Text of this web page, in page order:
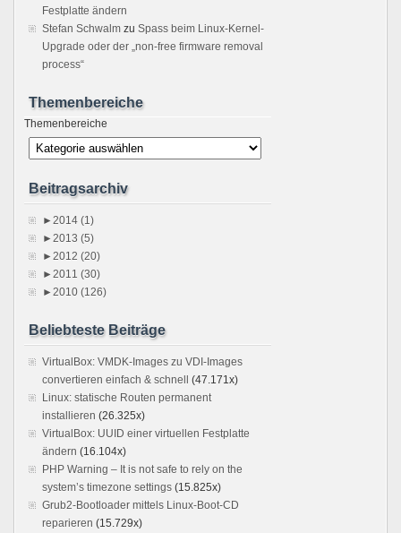
Festplatte ändern
Stefan Schwalm zu Spass beim Linux-Kernel-
Upgrade oder der „non-free firmware removal
process“
Themenbereiche
Themenbereiche
Beitragsarchiv
► 2014 (1)
► 2013 (5)
► 2012 (20)
► 2011 (30)
► 2010 (126)
Beliebteste Beiträge
VirtualBox: VMDK-Images zu VDI-Images
convertieren einfach & schnell (47.171x)
Linux: statische Routen permanent
installieren (26.325x)
VirtualBox: UUID einer virtuellen Festplatte
ändern (16.104x)
PHP Warning – It is not safe to rely on the
system’s timezone settings (15.825x)
Grub2-Bootloader mittels Linux-Boot-CD
reparieren (15.729x)